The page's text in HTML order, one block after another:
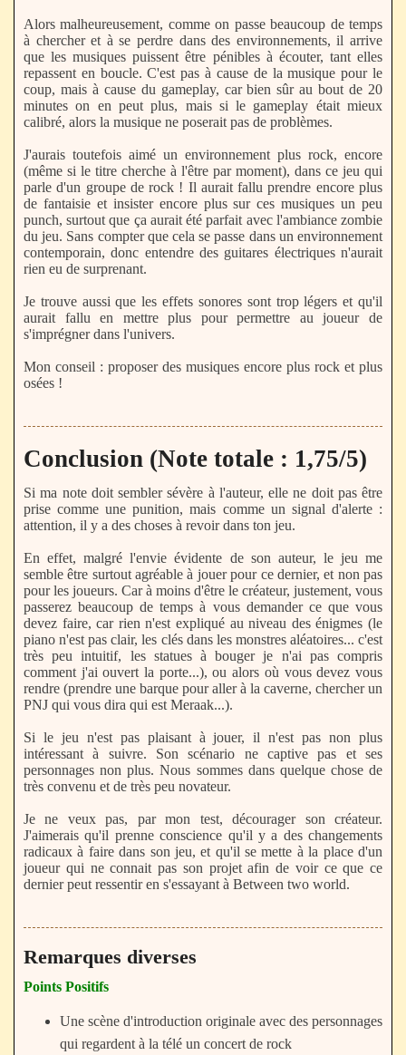
Alors malheureusement, comme on passe beaucoup de temps
à chercher et à se perdre dans des environnements, il arrive
que les musiques puissent être pénibles à écouter, tant elles
repassent en boucle. C'est pas à cause de la musique pour le
coup, mais à cause du gameplay, car bien sûr au bout de 20
minutes on en peut plus, mais si le gameplay était mieux
calibré, alors la musique ne poserait pas de problèmes.
J'aurais toutefois aimé un environnement plus rock, encore
(même si le titre cherche à l'être par moment), dans ce jeu qui
parle d'un groupe de rock ! Il aurait fallu prendre encore plus
de fantaisie et insister encore plus sur ces musiques un peu
punch, surtout que ça aurait été parfait avec l'ambiance zombie
du jeu. Sans compter que cela se passe dans un environnement
contemporain, donc entendre des guitares électriques n'aurait
rien eu de surprenant.
Je trouve aussi que les effets sonores sont trop légers et qu'il
aurait fallu en mettre plus pour permettre au joueur de
s'imprégner dans l'univers.
Mon conseil : proposer des musiques encore plus rock et plus
osées !
Conclusion (Note totale : 1,75/5)
Si ma note doit sembler sévère à l'auteur, elle ne doit pas être
prise comme une punition, mais comme un signal d'alerte :
attention, il y a des choses à revoir dans ton jeu.
En effet, malgré l'envie évidente de son auteur, le jeu me
semble être surtout agréable à jouer pour ce dernier, et non pas
pour les joueurs. Car à moins d'être le créateur, justement, vous
passerez beaucoup de temps à vous demander ce que vous
devez faire, car rien n'est expliqué au niveau des énigmes (le
piano n'est pas clair, les clés dans les monstres aléatoires... c'est
très peu intuitif, les statues à bouger je n'ai pas compris
comment j'ai ouvert la porte...), ou alors où vous devez vous
rendre (prendre une barque pour aller à la caverne, chercher un
PNJ qui vous dira qui est Meraak...).
Si le jeu n'est pas plaisant à jouer, il n'est pas non plus
intéressant à suivre. Son scénario ne captive pas et ses
personnages non plus. Nous sommes dans quelque chose de
très convenu et de très peu novateur.
Je ne veux pas, par mon test, décourager son créateur.
J'aimerais qu'il prenne conscience qu'il y a des changements
radicaux à faire dans son jeu, et qu'il se mette à la place d'un
joueur qui ne connait pas son projet afin de voir ce que ce
dernier peut ressentir en s'essayant à Between two world.
Remarques diverses
Points Positifs
Une scène d'introduction originale avec des personnages
qui regardent à la télé un concert de rock